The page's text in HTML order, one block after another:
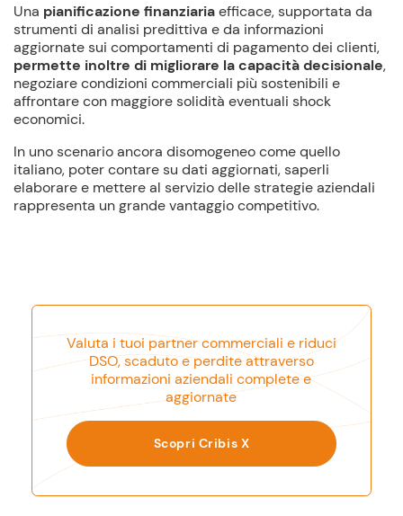
Una pianificazione finanziariaefficace, supportata da
strumenti di analisi predittiva e da informazioni
aggiornate sui comportamenti di pagamento dei clienti,
permette inoltre di migliorare la capacità decisionale,
negoziare condizioni commerciali più sostenibili e
affrontare con maggiore solidità eventuali shock
economici.
In uno scenario ancora disomogeneo come quello
italiano, poter contare su dati aggiornati, saperli
elaborare e mettere al servizio delle strategie aziendali
rappresenta un grande vantaggio competitivo.
Valuta i tuoi partner commerciali e riduci
DSO, scaduto e perdite attraverso
informazioni aziendali complete e
aggiornate
Scopri Cribis X